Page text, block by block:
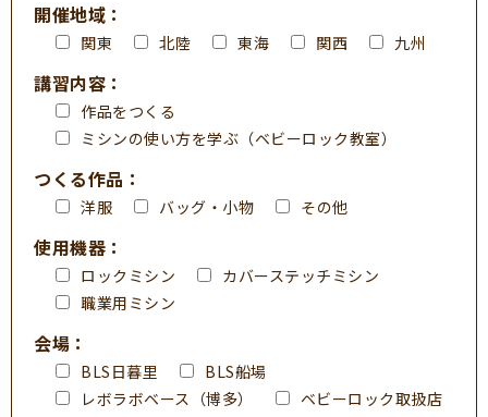
開催地域：
関東 北陸 東海 関西 九州
講習内容：
作品をつくる
ミシンの使い方を学ぶ（ベビーロック教室）
つくる作品：
洋服 バッグ・小物 その他
使用機器：
ロックミシン
カバーステッチミシン
職業用ミシン
会場：
BLS日暮里
BLS船場
レボラボベース（博多）
ベビーロック取扱店